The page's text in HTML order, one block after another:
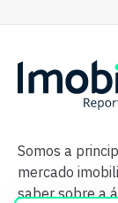
Somos a
mercado
saber sobre a